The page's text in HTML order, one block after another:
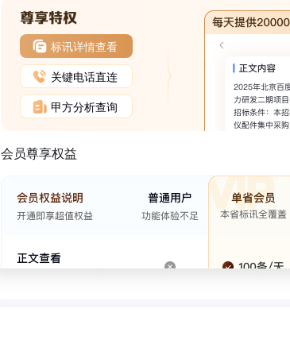
标讯详情查看
关键电话直连
甲方分析查询
会员尊享权益